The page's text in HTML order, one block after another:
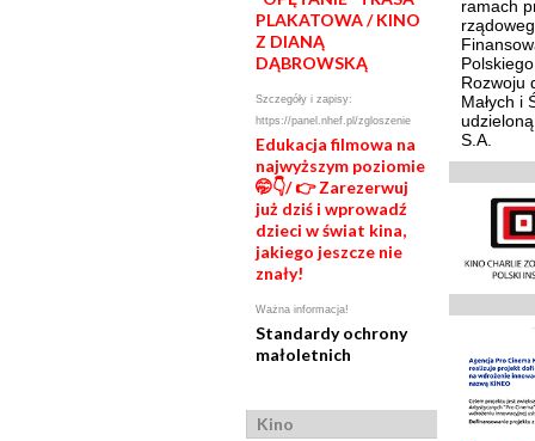
PLAKATOWA / KINO
Z DIANĄ
DĄBROWSKĄ
Szczegóły i zapisy:
https://panel.nhef.pl/zgloszenie
Edukacja filmowa na
najwyższym poziomie
🤭👇/ 👉 Zarezerwuj
już dziś i wprowadź
dzieci w świat kina,
jakiego jeszcze nie
znały!
Ważna informacja!
Standardy ochrony
małoletnich
Kino
ramach
Rozwoju
Małych i
S.A.